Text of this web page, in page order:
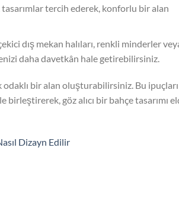
tercih ederek, konforlu bir alan
dış mekan halıları, renkli minderler
daha davetkân hale getirebilirsiniz.
bir alan oluşturabilirsiniz. Bu
birleştirerek, göz alıcı bir bahçe tasarımı
Dizayn Edilir